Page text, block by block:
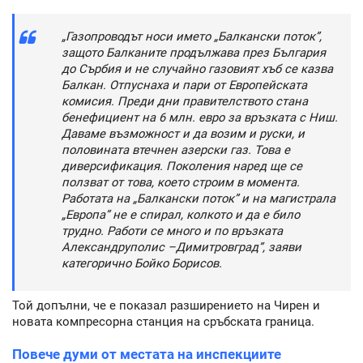
„Газопроводът носи името „Балкански поток”,
защото Балканите продължава през България
до Сърбия и не случайно газовият хъб се казва
Балкан. Отпуснаха и пари от Европейската
комисия. Преди дни правителството стана
бенефициент на 6 млн. евро за връзката с Ниш.
Даваме възможност и да возим и руски, и
половината втечнен азерски газ. Това е
диверсификация. Поколения наред ще се
ползват от това, което строим в момента.
Работата на „Балкански поток” и на магистрала
„Европа” не е спирал, колкото и да е било
трудно. Работи се много и по връзката
Александруполис –Димитровград”, заяви
категорично Бойко Борисов.
Той допълни, че е показал разширението на Чирен и
новата компресорна станция на сръбската граница.
Повече думи от местата на инспекциите